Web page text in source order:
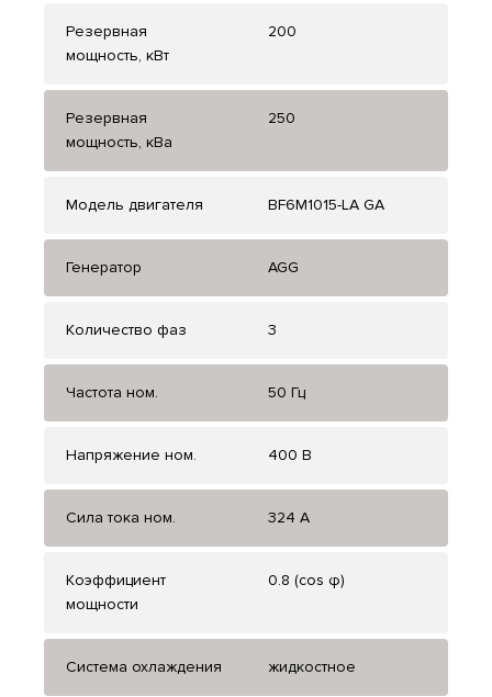
Резервная
мощность, кВт
200
Резервная
мощность, кВа
250
Модель двигателя BF6M1015-LA GA
Генератор AGG
Количество фаз 3
Частота ном. 50 Гц
Напряжение ном. 400 В
Сила тока ном. 324 А
Коэффициент
мощности
0.8 (cos φ)
Система охлаждения жидкостное